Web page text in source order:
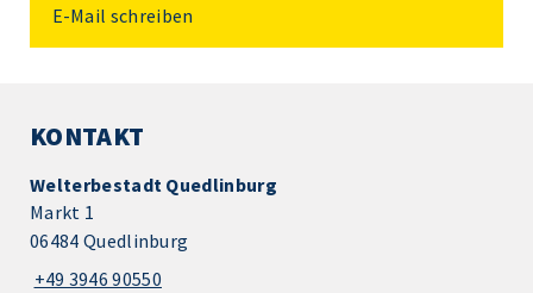
E-Mail schreiben
KONTAKT
Welterbestadt Quedlinburg
Markt 1
06484 Quedlinburg
+49 3946 90550